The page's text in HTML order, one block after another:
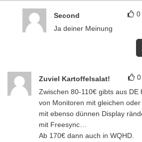
0
Second
Ja deiner Meinung
0
Zuviel Kartoffelsalat!
Zwischen 80-110€ gibts aus DE
von Monitoren mit gleichen
mit ebenso dünnen Display
mit Freesync…
Ab 170€ dann auch in WQHD.